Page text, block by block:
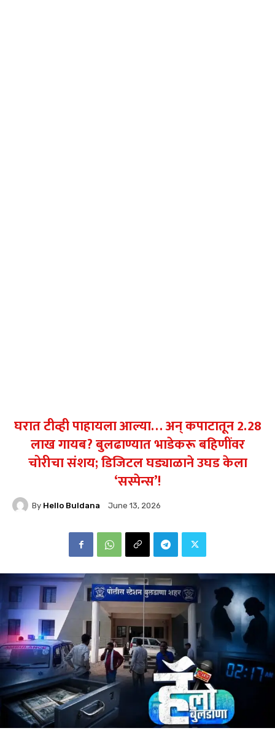
घरात टीव्ही पाहायला आल्या… अन् कपाटातून 2.28
लाख गायब? बुलढाण्यात भाडेकरू बहिणींवर
चोरीचा संशय; डिजिटल घड्याळाने उघड केला
‘सस्पेन्स’!
By Hello Buldana June 13, 2026